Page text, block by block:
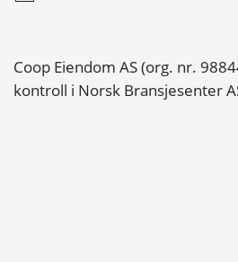
Coop Eiendom AS (org. nr.
kontroll i Norsk Bransjesenter